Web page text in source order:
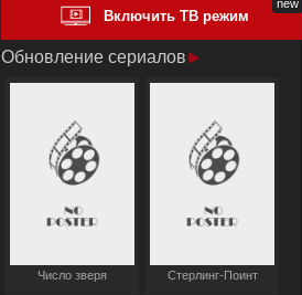
Включить ТВ режим
Обновление сериалов
Число зверя Стерлинг-Поинт